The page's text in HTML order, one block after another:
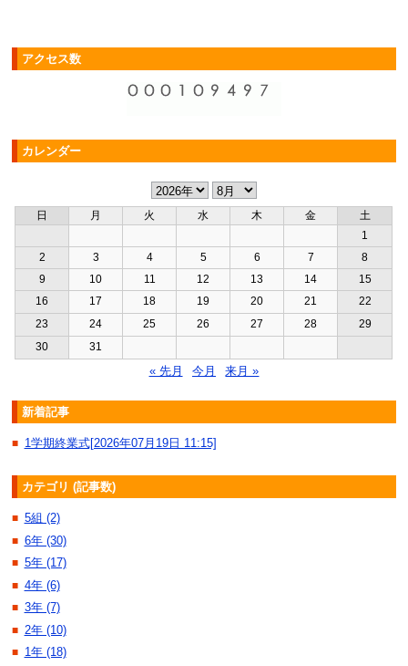
アクセス数
カレンダー
日 月 火 水 木 金
土
1
2
3 4 5 6 7
8
9
10 11 12 13 14
15
16
17 18 19 20 21
22
23
24 25 26 27 28
29
30
31
« 先月 今月 来月 »
新着記事
■ 1学期終業式[2026年07月19日 11:15]
カテゴリ (記事数)
■ 5組 (2)
■ 6年 (30)
■ 5年 (17)
■ 4年 (6)
■ 3年 (7)
■ 2年 (10)
■ 1年 (18)